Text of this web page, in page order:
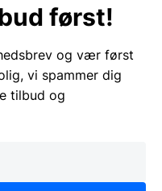
først!
og vær først
vi spammer dig
tilbud og